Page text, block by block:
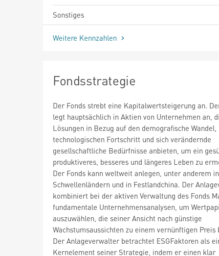
Sonstiges
Weitere Kennzahlen
Fondsstrategie
Der Fonds strebt eine Kapitalwertsteigerung an.
legt hauptsächlich in Aktien von Unternehmen an,
Lösungen in Bezug auf den demografische Wandel,
technologischen Fortschritt und sich verändernde
gesellschaftliche Bedürfnisse anbieten, um ein
produktiveres, besseres und längeres Leben zu
Der Fonds kann weltweit anlegen, unter anderem in
Schwellenländern und in Festlandchina. Der
kombiniert bei der aktiven Verwaltung des Fonds
fundamentale Unternehmensanalysen, um
auszuwählen, die seiner Ansicht nach günstige
Wachstumsaussichten zu einem vernünftigen Preis
Der Anlageverwalter betrachtet ESGFaktoren als
Kernelement seiner Strategie, indem er einen klar